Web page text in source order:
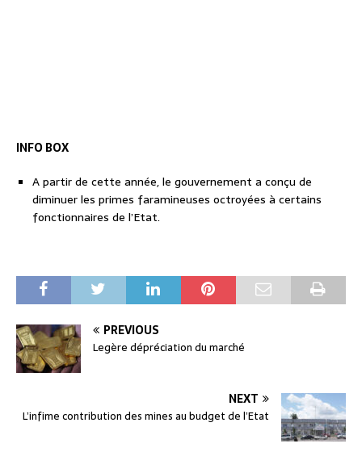
INFO BOX
A partir de cette année, le gouvernement a conçu de
diminuer les primes faramineuses octroyées à certains
fonctionnaires de l’Etat.
PREVIOUS
Legère dépréciation du marché
NEXT
L’infime contribution des mines au budget de l’Etat